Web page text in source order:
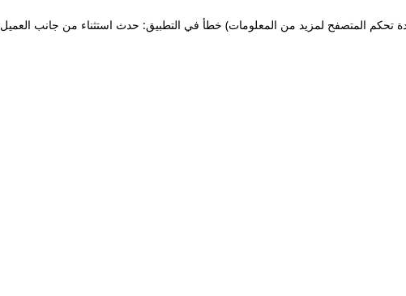
خطأ في التطبيق: حدث استثناء من جانب العميل تحكم المتصفح لمزيد من المعلومات)